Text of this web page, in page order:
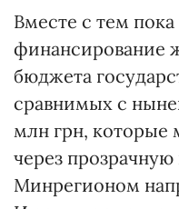
Вместе с тем
финансирование
бюджета
сравнимых с
млн грн,
через
Минрегионом